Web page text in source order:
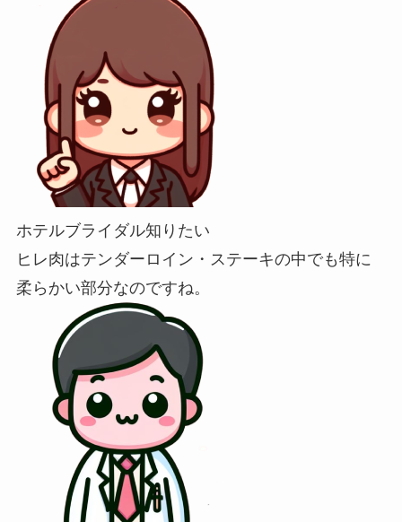
ホテルブライダル知りたい
ヒレ肉はテンダーロイン・ステーキの中でも特に
柔らかい部分なのですね。